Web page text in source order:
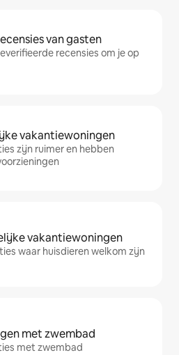
van gasten
recensies om je op
vakantiewoningen
zijn ruimer en hebben
vakantiewoningen
waar huisdieren welkom zijn
met zwembad
met zwembad